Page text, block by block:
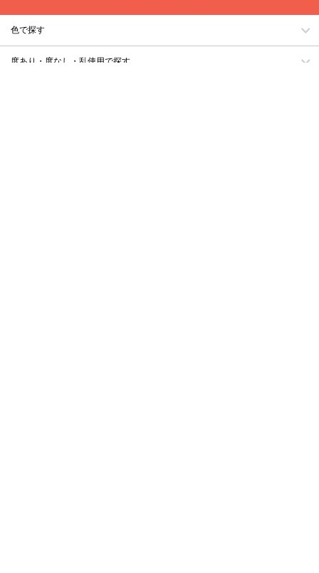
色で探す
度あり・度なし・乱使用で探す